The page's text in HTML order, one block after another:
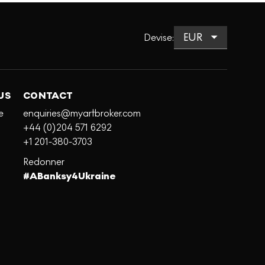
Devise:
CONTACT
enquiries@myartbroker.com
+44 (0)204 571 6292
+1 201-380-3703
Redonner
#ABanksy4Ukraine